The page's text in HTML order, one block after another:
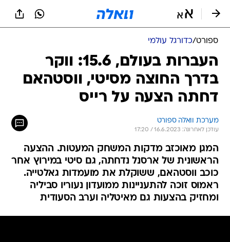
ספורט/כדורגל עולמי
העברות בעולם, 15.6: ווקר
בדרך החוצה מסיטי, ווסטהאם
דחתה הצעה על רייס
מערכת וואלה ספורט
עודכן לאחרונה: 16.6.2023 / 17:20
המגן מאוכזב מדקות המשחק המעטות. ההצעה
הראשונית של ארסנל נדחתה, גם סיטי במירוץ אחר
כוכב ווסטהאם, ששוקלת את מועמדות גאלטייה.
ראמוס זוכה להתעניינות ממועדון נעוריו סביליה
ומחזיק בהצעות גם מאיטליה וערב הסעודית